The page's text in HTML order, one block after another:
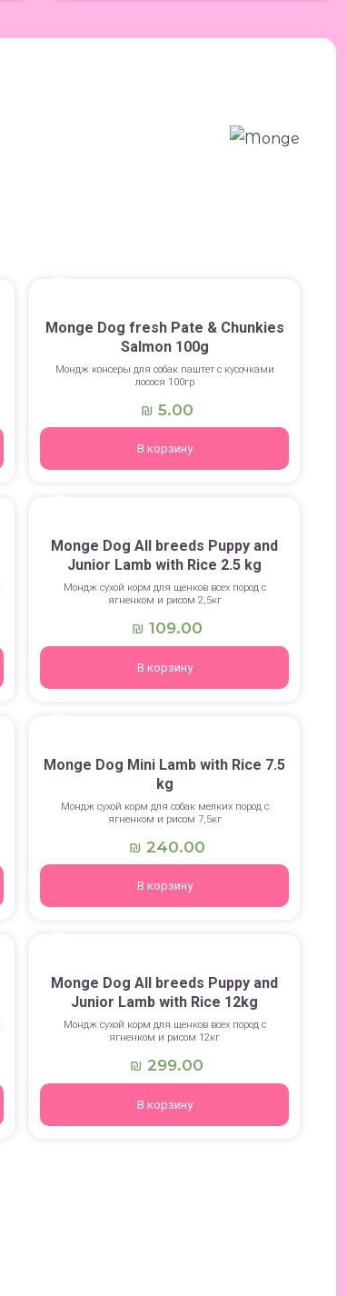
Monge Dog fresh Pate & Chunkies
Salmon 100g
Мондж консеры для собак паштет с кусочками
лосося 100гр
₪ 5.00
В корзину
Monge Dog All breeds Puppy and
Junior Lamb with Rice 2.5 kg
Мондж сухой корм для щенков всех пород с
ягненком и рисом 2,5кг
₪ 109.00
В корзину
Monge Dog Mini Lamb with Rice 7.5
kg
Мондж сухой корм для собак мелких пород с
ягненком и рисом 7,5кг
₪ 240.00
В корзину
Monge Dog All breeds Puppy and
Junior Lamb with Rice 12kg
Мондж сухой корм для щенков всех пород с
ягненком и рисом 12кг
₪ 299.00
В корзину